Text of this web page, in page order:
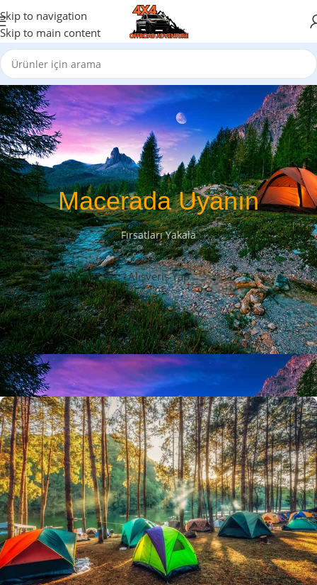
Skip to navigation
Skip to main content
Macerada Uyanın
Fırsatları Yakala
Alışveriş Yap